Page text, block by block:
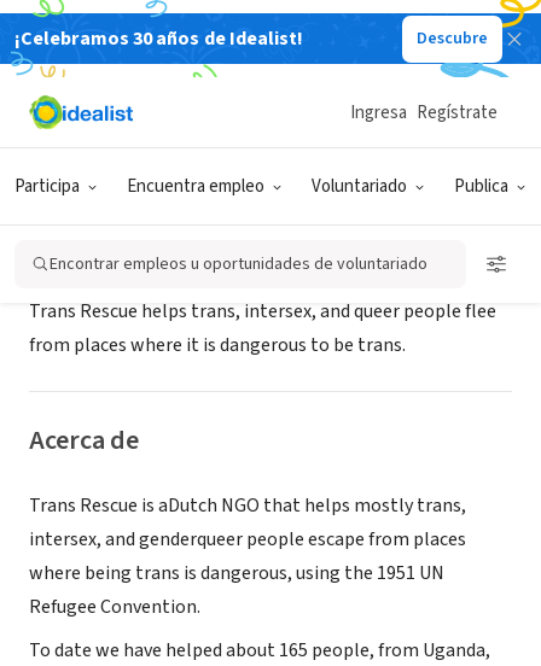
¡Celebramos 30 años de Idealist! Descubre
Participa Encuentra empleo Voluntariado Publica
Ingresa Regístrate
Encontrar empleos u oportunidades de voluntariado
ORGANIZACIÓN SIN FIN DE LUCRO
Trans Rescue
Trans Rescue helps trans, intersex, and queer people flee
from places where it is dangerous to be trans.
Acerca de
Trans Rescue is aDutch NGO that helps mostly trans,
intersex, and genderqueer people escape from places
where being trans is dangerous, using the 1951 UN
Refugee Convention.
To date we have helped about 165 people, from Uganda,